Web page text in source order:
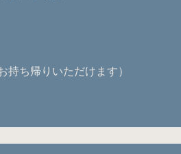
持ち帰りいただけます）